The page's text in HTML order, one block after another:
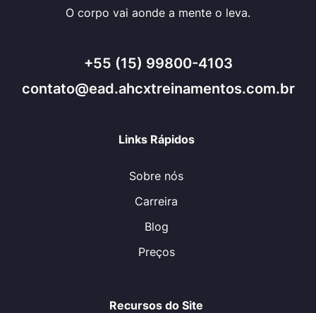
O corpo vai aonde a mente o leva.
+55 (15) 99800-4103
contato@ead.ahcxtreinamentos.com.br
Links Rápidos
Sobre nós
Carreira
Blog
Preços
Recursos do Site